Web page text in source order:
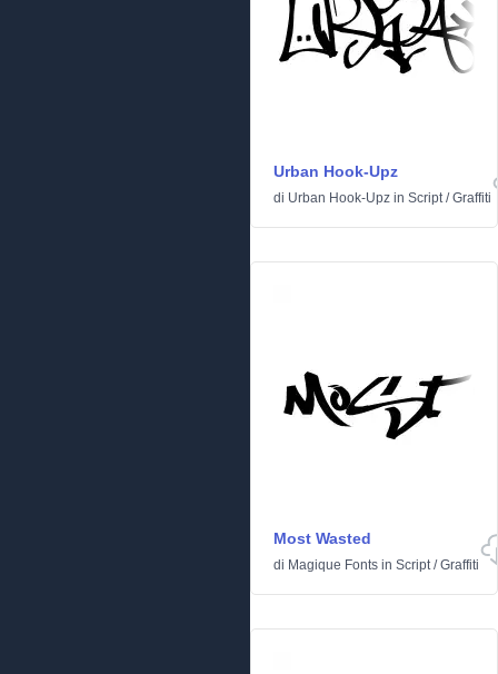
Urban Hook-Upz
di Urban Hook-Upz in Script/Graffiti
Most Wasted
di Magique Fonts in Script/Graffiti